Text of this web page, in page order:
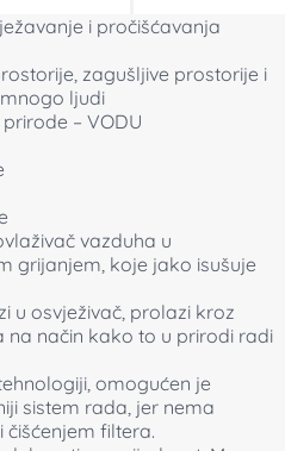
– VODU
vazduha u
grijanjem, koje jako isušuje
u osvježivač, prolazi kroz
način kako to u prirodi radi
omogućen je
sistem rada, jer nema
filtera.
vrijednost. Mogu
koje vodi daju plavi,
ambijent.
20W